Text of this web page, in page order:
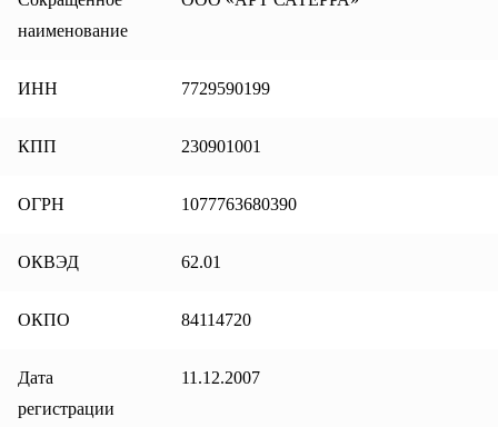
наименование
ИНН 7729590199
КПП 230901001
ОГРН 1077763680390
ОКВЭД 62.01
ОКПО 84114720
Дата
регистрации
11.12.2007